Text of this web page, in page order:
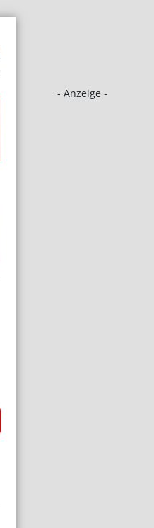
- Anzeige -